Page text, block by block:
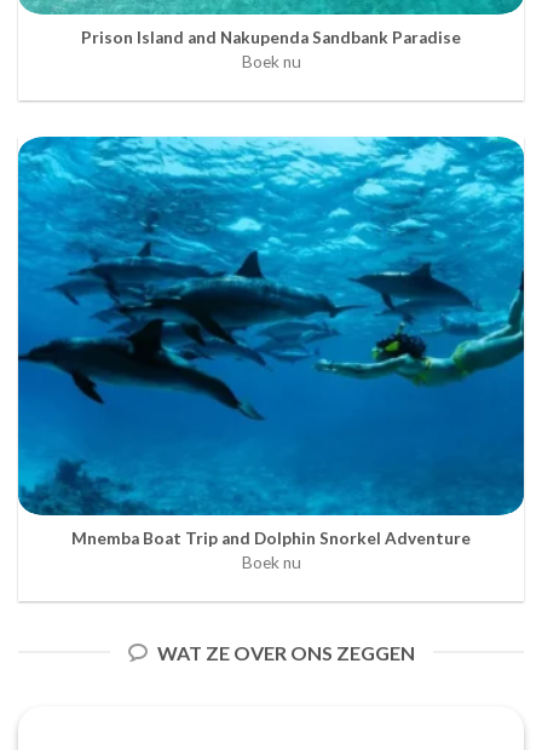
Prison Island and Nakupenda Sandbank Paradise
Boek nu
Mnemba Boat Trip and Dolphin Snorkel Adventure
Boek nu
WAT ZE OVER ONS ZEGGEN